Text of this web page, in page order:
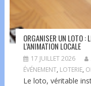
ORGANISER UN LOTO :
L’ANIMATION LOCALE
17 JUILLET 2026
ÉVÉNEMENT, LOTERIE,
Le loto, véritable